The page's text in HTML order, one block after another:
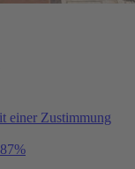
einer Zustimmung
87%